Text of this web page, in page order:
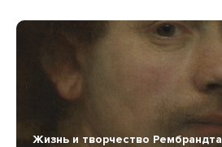
Жизнь и творчество Рембрандта